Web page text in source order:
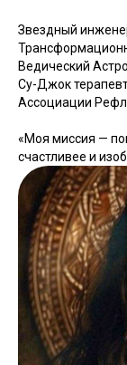
Звездный
Ведический
Су-Джок
Ассоциации
«Моя миссия —
счастливее и